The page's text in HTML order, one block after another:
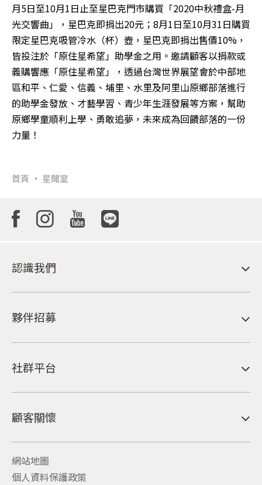
月5日至10月1日止至星巴克門市購買「2020中秋禮盒-月
光交響曲」，星巴克即捐出20元；8月1日至10月31日購買
限定星巴克吸管冷水（杯）壺，星巴克即捐出售價10%，
皆投注於「原住星希望」助學金之用。邀請顧客以捐款或
義購響應「原住星希望」，透過台灣世界展望會於中部地
區和平、仁愛、信義、埔里、水里及阿里山原鄉部落進行
的助學金發放、才藝學習、青少年生涯發展等方案，幫助
原鄉學童順利上學、勇敢追夢，未來成為回饋部落的一份
力量！
首頁 星聞室
認識我們
夥伴招募
社群平台
顧客關懷
網站地圖
個人資料保護政策